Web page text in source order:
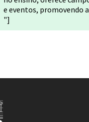
e eventos, promovendo
"]